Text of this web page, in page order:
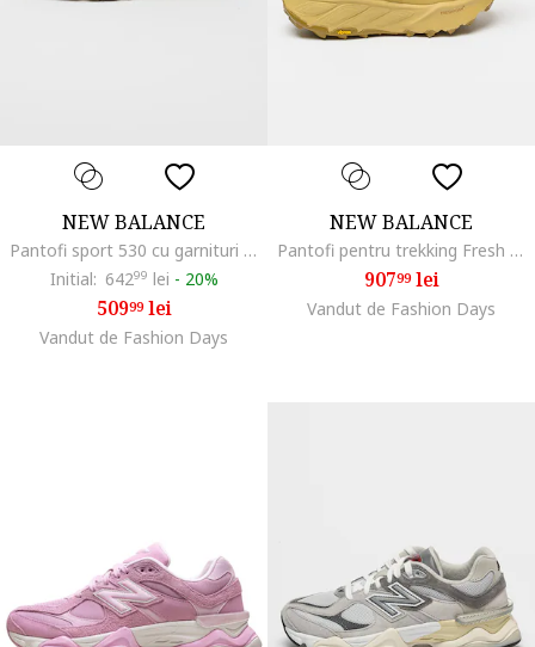
NEW BALANCE
Pantofi sport 530 cu garnituri din plasa si model unisex, Alb fildes
Initial: 64299 lei - 20%
50999lei
Vandut de Fashion Days
NEW BALANCE
Pantofi pentru trekking Fresh Foam X Hierro, Ocru
90799lei
Vandut de Fashion Days